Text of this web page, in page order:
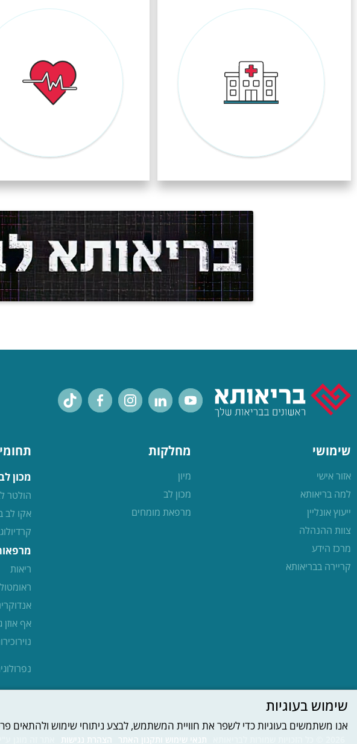
שימושי
אזור אישי
למה בריאותא
ייעוץ אונליין
צוות ההנהלה
מרכז הידע
קריירה בבריאותא
מחלקות
מיון
מכון לב
מרפאת מומחים
מכון
הולטר
אקו לב
ריאות
אף אוזן
תנאי שימוש ותקנון האתר הצהרת נגישות
שימוש בעוגיות
אנו משתמשים בעוגיות כדי לשפר את חוויית המשתמש, לבצע ניתוחי שימוש ולהתאים